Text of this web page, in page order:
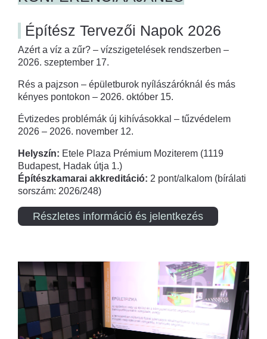
Építész Tervezői Napok 2026
Azért a víz a zűr? – vízszigetelések rendszerben –
2026. szeptember 17.
Rés a pajzson – épületburok nyílászáróknál és más
kényes pontokon – 2026. október 15.
Évtizedes problémák új kihívásokkal – tűzvédelem
2026 – 2026. november 12.
Helyszín: Etele Plaza Prémium Moziterem (1119
Budapest, Hadak útja 1.)
Építészkamarai akkreditáció: 2 pont/alkalom (bírálati
sorszám: 2026/248)
Részletes információ és jelentkezés